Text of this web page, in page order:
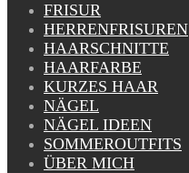
FRISUR
HERRENFRISUREN
HAARSCHNITTE
HAARFARBE
KURZES HAAR
NÄGEL
NÄGEL IDEEN
SOMMEROUTFITS
ÜBER MICH